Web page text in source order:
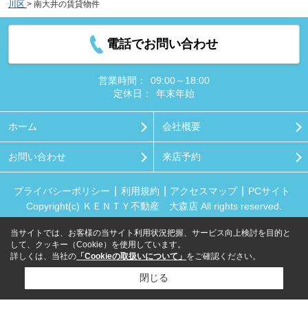
川区 > 南大井の賃貸物件
電話でお問い合わせ
営業時間：
09:00～18:00
定休日：
年末年始
ホーム 会社概要
お問い合わせ 来店予約
プライバシーポリシー 利用規約 アクセスマップ
PCサイト
Copyright(c) ＫＥＮＴＹ不動産 大森店 All rights reserved.
当サイトでは、お客様の当サイト利用状況把握、サービス向上検討を目的と
して、クッキー（Cookie）を使用しています。
詳しくは、当社の 「Cookieの取扱いについて」 をご確認ください。
閉じる